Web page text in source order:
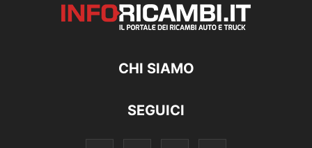
CHI SIAMO
SEGUICI